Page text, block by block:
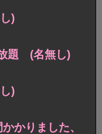
)
題 (名無し)
)
かりました、